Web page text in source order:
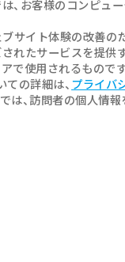
Tourism
Prefecture /
、お客様のコンピュ
サイト体験の改善の
れたサービスを提供
で使用されるものです
の詳細は、 プライバ
は、訪問者の個人情